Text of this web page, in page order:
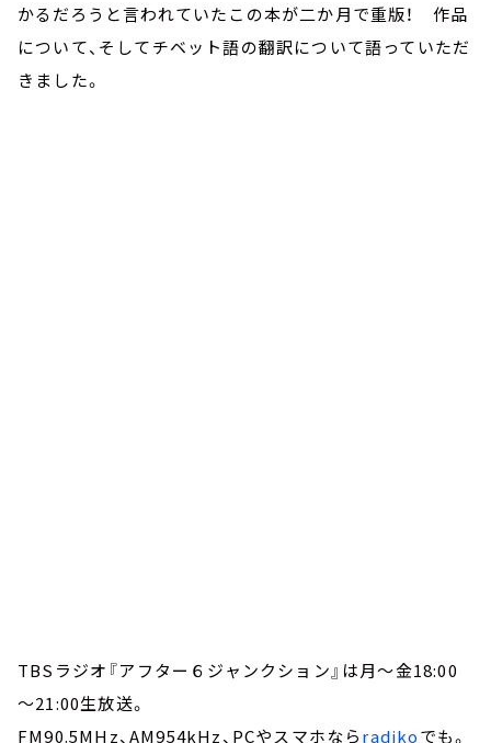
かるだろうと言われていたこの本が二か月で重版！ 作品
について、そしてチベット語の翻訳について語っていただ
きました。
TBSラジオ『アフター６ジャンクション』は月～金18:00
～21:00生放送。
FM90.5MHz、AM954kHz、PCやスマホならradikoでも。